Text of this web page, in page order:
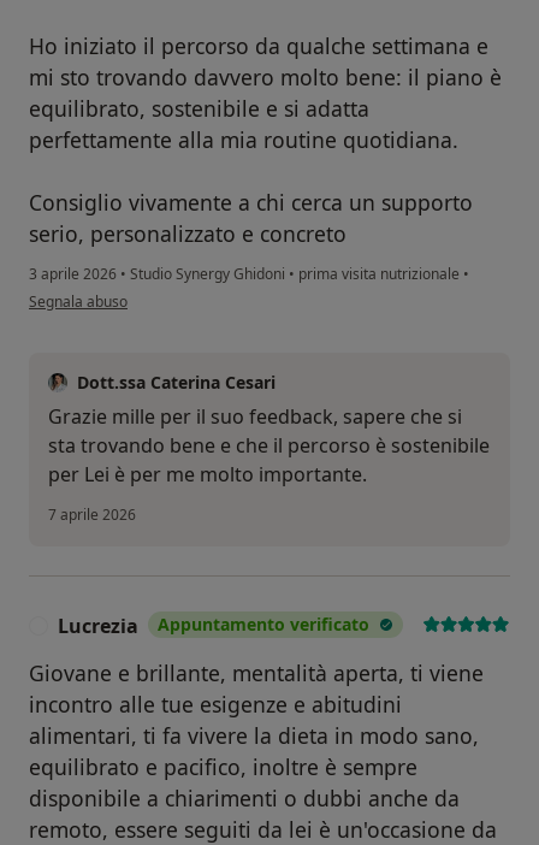
Ho iniziato il percorso da qualche settimana e
mi sto trovando davvero molto bene: il piano è
equilibrato, sostenibile e si adatta
perfettamente alla mia routine quotidiana.
Consiglio vivamente a chi cerca un supporto
serio, personalizzato e concreto
3 aprile 2026 • Studio Synergy Ghidoni • prima visita nutrizionale •
secondo l'opinione dell'utente Barbara
Segnala abuso
Dott.ssa Caterina Cesari
Grazie mille per il suo feedback, sapere che si
sta trovando bene e che il percorso è sostenibile
per Lei è per me molto importante.
7 aprile 2026
Lucrezia Appuntamento verificato
Giovane e brillante, mentalità aperta, ti viene
incontro alle tue esigenze e abitudini
alimentari, ti fa vivere la dieta in modo sano,
equilibrato e pacifico, inoltre è sempre
disponibile a chiarimenti o dubbi anche da
remoto, essere seguiti da lei è un'occasione da